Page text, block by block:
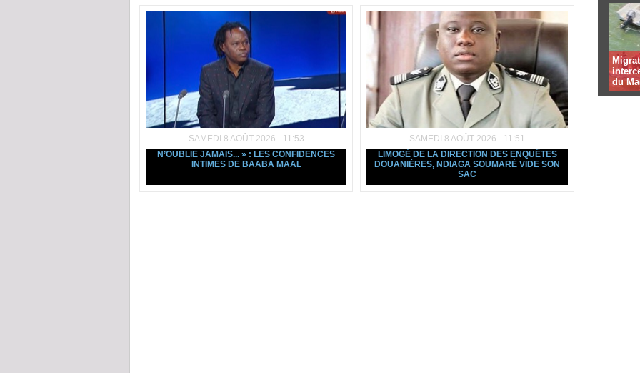
SAMEDI 8 AOÛT 2026 - 11:53
N’OUBLIE JAMAIS... » : LES CONFIDENCES
INTIMES DE BAABA MAAL
SAMEDI 8 AOÛT 2026 - 11:51
LIMOGÉ DE LA DIRECTION DES ENQUÊTES
DOUANIÈRES, NDIAGA SOUMARÉ VIDE SON
SAC
du